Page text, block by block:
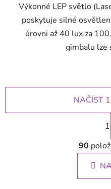
Výkonné LEP světlo
poskytuje silné
úrovni až 40 lux za
gimbalu lze
NAČÍST
1
90